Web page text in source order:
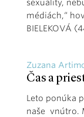
sexuality,
médiách,“
BIELEKOVÁ
Zuzana
Čas a
Leto ponúka
naše vnútro.